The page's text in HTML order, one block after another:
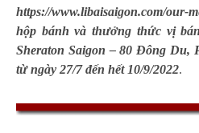
https://www.libaisaigon.com/
hộp bánh và thưởng thức vị
Sheraton Saigon – 80 Đông Du,
từ ngày 27/7 đến hết 10/9/2022.